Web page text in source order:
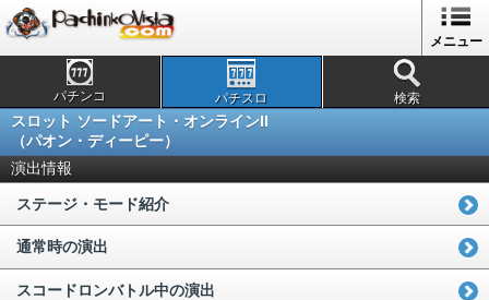
メニュー
パチンコ パチスロ 検索
スロット ソードアート・オンラインII
（パオン・ディーピー）
演出情報
ステージ・モード紹介
通常時の演出
スコードロンバトル中の演出